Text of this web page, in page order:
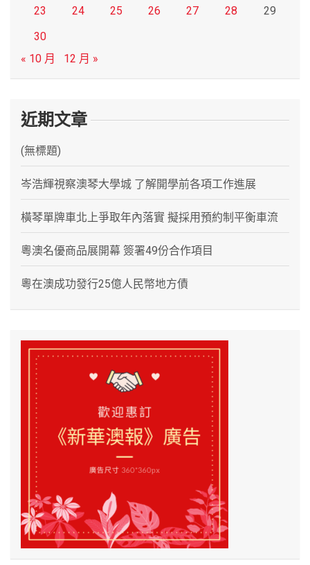
23
24 25 26 27 28
29
30
« 10 月
12 月 »
近期文章
(無標題)
岑浩輝視察澳琴大學城 了解開學前各項工作進展
橫琴單牌車北上爭取年內落實 擬採用預約制平衡車流
粵澳名優商品展開幕 簽署49份合作項目
粵在澳成功發行25億人民幣地方債